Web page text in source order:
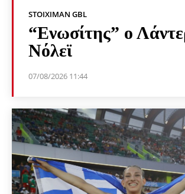
STOIXIMAN GBL
“Ενωσίτης” ο
Νόλεϊ
07/08/2026 11:44